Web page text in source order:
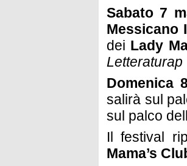
Sabato 7
Messicano
dei Lady
Letteraturap
Domenica
salirà sul
sul palco
Il festival
Mama’s